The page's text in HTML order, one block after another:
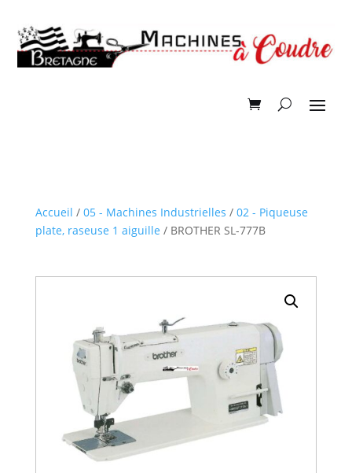
Accueil / 05 - Machines Industrielles / 02 - Piqueuse
plate, raseuse 1 aiguille / BROTHER SL-777B